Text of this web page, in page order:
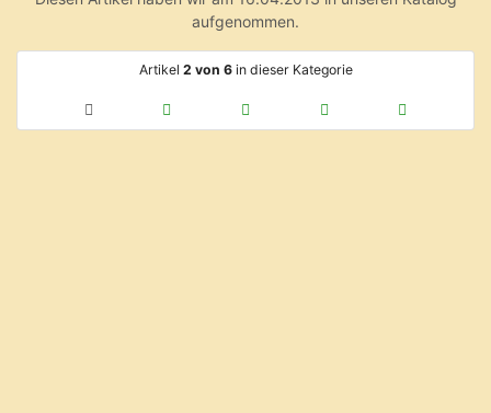
aufgenommen.
Artikel 2 von 6in dieser Kategorie